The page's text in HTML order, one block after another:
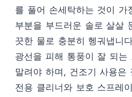
를 풀어 손세탁하는 것이 가
부분을 부드러운 솔로 살살
끗한 물로 충분히 헹궈냅니
광선을 피해 통풍이 잘 되는
말려야 하며, 건조기 사용은
전용 클리너와 보호 스프레